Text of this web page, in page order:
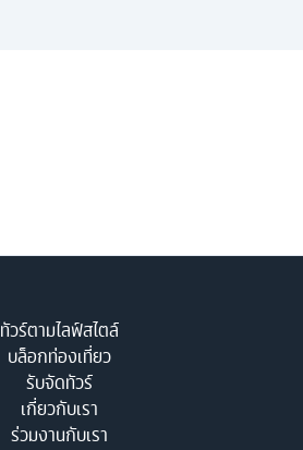
ทัวร์ตามไลฟ์สไตล์
บล็อกท่องเที่ยว
รับจัดทัวร์
เกี่ยวกับเรา
ร่วมงานกับเรา